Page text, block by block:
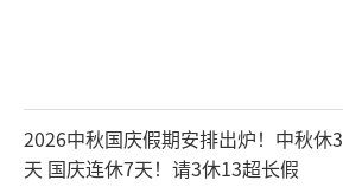
2026中秋国庆假期安排出炉！中秋休3
天 国庆连休7天！请3休13超长假